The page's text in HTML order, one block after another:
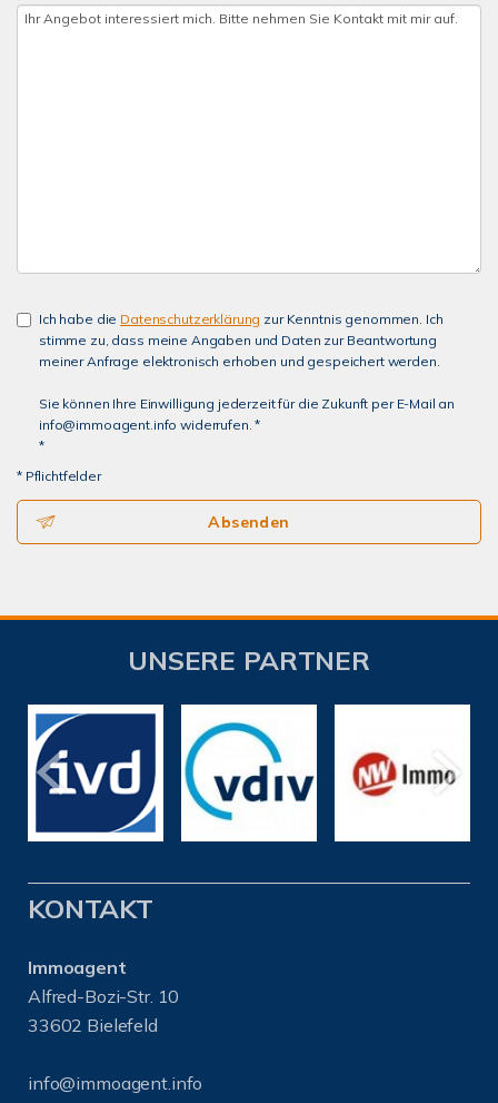
Ich habe die Datenschutzerklärung zur Kenntnis genommen. Ich
stimme zu, dass meine Angaben und Daten zur Beantwortung
meiner Anfrage elektronisch erhoben und gespeichert werden.
Sie können Ihre Einwilligung jederzeit für die Zukunft per E-Mail an
info@immoagent.info widerrufen. *
*
* Pflichtfelder
Absenden
UNSERE PARTNER
KONTAKT
Immoagent
Alfred-Bozi-Str. 10
33602 Bielefeld
info@immoagent.info